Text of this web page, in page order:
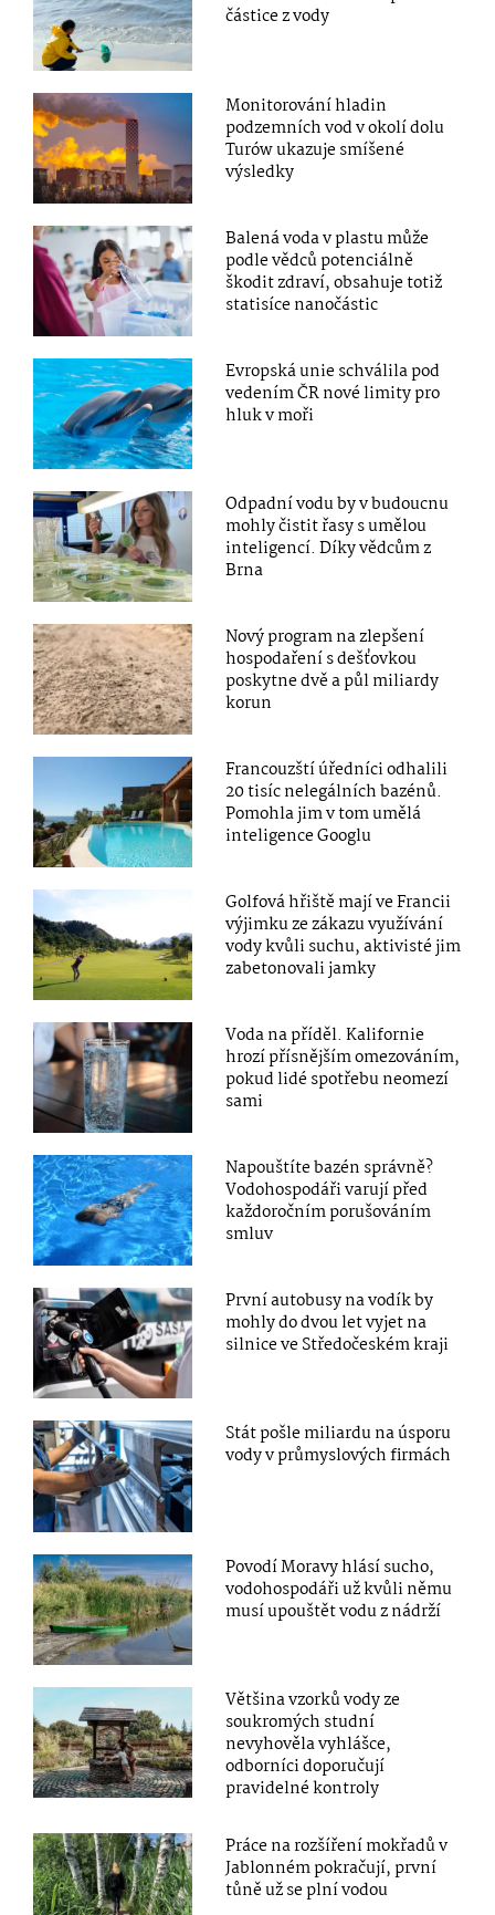
částice z vody
Monitorování hladin
podzemních vod v okolí dolu
Turów ukazuje smíšené
výsledky
Balená voda v plastu může
podle vědců potenciálně
škodit zdraví, obsahuje totiž
statisíce nanočástic
Evropská unie schválila pod
vedením ČR nové limity pro
hluk v moři
Odpadní vodu by v budoucnu
mohly čistit řasy s umělou
inteligencí. Díky vědcům z
Brna
Nový program na zlepšení
hospodaření s dešťovkou
poskytne dvě a půl miliardy
korun
Francouzští úředníci odhalili
20 tisíc nelegálních bazénů.
Pomohla jim v tom umělá
inteligence Googlu
Golfová hřiště mají ve Francii
výjimku ze zákazu využívání
vody kvůli suchu, aktivisté jim
zabetonovali jamky
Voda na příděl. Kalifornie
hrozí přísnějším omezováním,
pokud lidé spotřebu neomezí
sami
Napouštíte bazén správně?
Vodohospodáři varují před
každoročním porušováním
smluv
První autobusy na vodík by
mohly do dvou let vyjet na
silnice ve Středočeském kraji
Stát pošle miliardu na úsporu
vody v průmyslových firmách
Povodí Moravy hlásí sucho,
vodohospodáři už kvůli němu
musí upouštět vodu z nádrží
Většina vzorků vody ze
soukromých studní
nevyhověla vyhlášce,
odborníci doporučují
pravidelné kontroly
Práce na rozšíření mokřadů v
Jablonném pokračují, první
tůně už se plní vodou